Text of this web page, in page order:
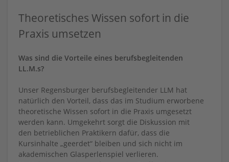
Theoretisches Wissen sofort in die
Praxis umsetzen
Was sind die Vorteile eines berufsbegleitenden
LL.M.s?
Unser Regensburger berufsbegleitender LLM hat
natürlich den Vorteil, dass das im Studium erworbene
theoretische Wissen sofort in die Praxis umgesetzt
werden kann. Umgekehrt sorgt die Diskussion mit
den betrieblichen Praktikern dafür, dass die
Kursinhalte „geerdet“ bleiben und sich nicht im
akademischen Glasperlenspiel verlieren.